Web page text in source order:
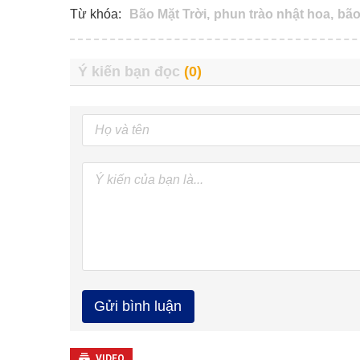
Từ khóa: Bão Mặt Trời, phun trào nhật hoa,